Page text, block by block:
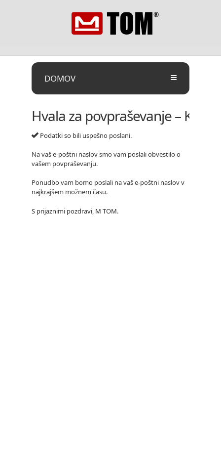
DOMOV
Hvala za povpraševanje –
Podatki so bili uspešno poslani.
Na vaš e-poštni naslov smo vam poslali obvestilo o
vašem povpraševanju.
Ponudbo vam bomo poslali na vaš e-poštni naslov v
najkrajšem možnem času.
S prijaznimi pozdravi, M TOM.